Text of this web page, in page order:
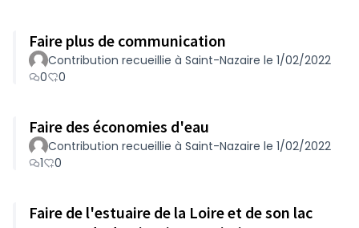
Faire plus de communication
Contribution recueillie à Saint-Nazaire le 1/02/2022
0
0
Faire des économies d'eau
Contribution recueillie à Saint-Nazaire le 1/02/2022
1
0
Faire de l'estuaire de la Loire et de son lac